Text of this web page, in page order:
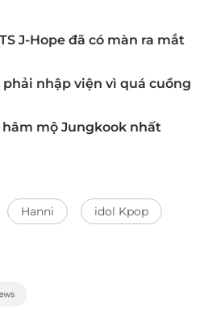
J-Hope đã có màn ra mắt
nhập viện vì quá cuồng
hâm mộ Jungkook nhất
Hanni idol Kpop